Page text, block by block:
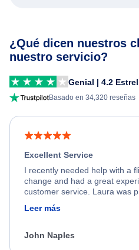
¿Qué dicen nuestros
nuestro servicio?
Genial | 4.2
Basado en 34,320 reseñas
Excellent Service
I recently needed help with a
change and had a great
customer service. Laura was
friendly, and very helpful
process. She quickly found a
appreciate her excellent
Leer más
John Naples